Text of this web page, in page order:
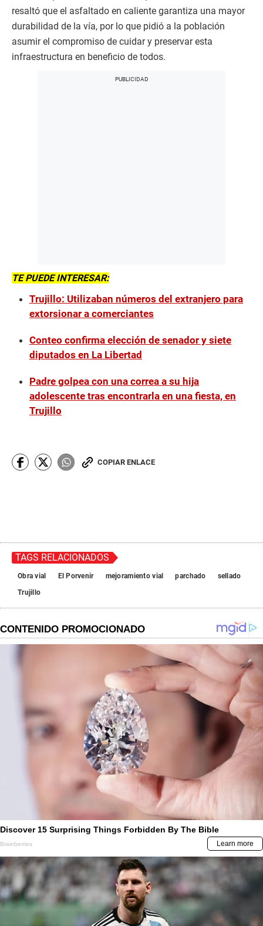
resaltó que el asfaltado en caliente garantiza una mayor
durabilidad de la vía, por lo que pidió a la población
asumir el compromiso de cuidar y preservar esta
infraestructura en beneficio de todos.
TE PUEDE INTERESAR:
Trujillo: Utilizaban números del extranjero para
extorsionar a comerciantes
Conteo confirma elección de senador y siete
diputados en La Libertad
Padre golpea con una correa a su hija
adolescente tras encontrarla en una fiesta, en
Trujillo
COPIAR ENLACE
TAGS RELACIONADOS
Obra vial El Porvenir mejoramiento vial parchado
sellado
Trujillo